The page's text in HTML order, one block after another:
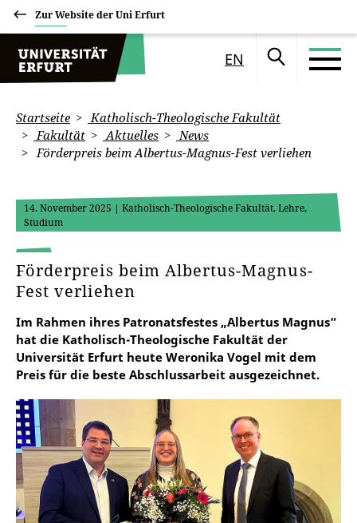
Zur Website der Uni Erfurt
EN
Startseite
Katholisch-Theologische Fakultät
Fakultät
Aktuelles
News
Förderpreis beim Albertus-Magnus-Fest verliehen
14. November 2025 | Katholisch-Theologische Fakultät, Lehre,
Studium
Förderpreis beim Albertus-Magnus-
Fest verliehen
Im Rahmen ihres Patronatsfestes „Albertus Magnus“
hat die Katholisch-Theologische Fakultät der
Universität Erfurt heute Weronika Vogel mit dem
Preis für die beste Abschlussarbeit ausgezeichnet.